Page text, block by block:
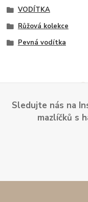
VODÍTKA
Růžová kolekce
Pevná vodítka
Sledujte nás na
mazlíčků s